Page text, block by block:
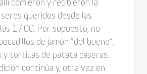
comieron y recibieron la
queridos desde las
17:00. Por supuesto, no
de jamón “del bueno”,
y tortillas de patata caseras.
continúa y, otra vez en